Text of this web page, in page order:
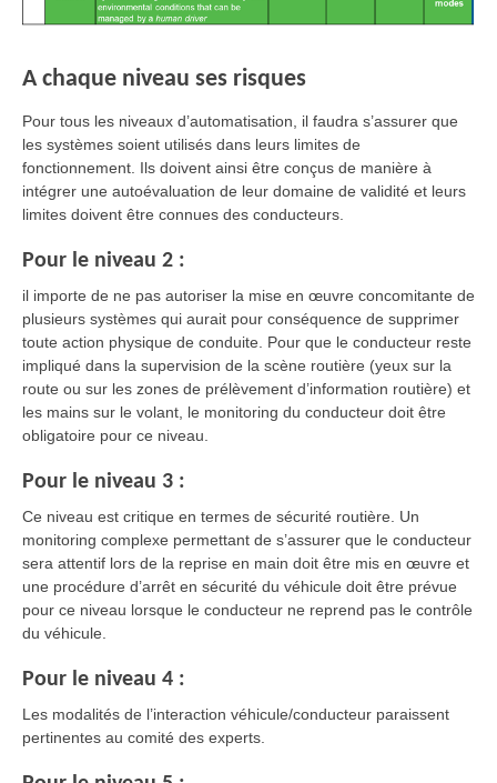
A chaque niveau ses risques
Pour tous les niveaux d’automatisation, il faudra s’assurer que
les systèmes soient utilisés dans leurs limites de
fonctionnement. Ils doivent ainsi être conçus de manière à
intégrer une autoévaluation de leur domaine de validité et leurs
limites doivent être connues des conducteurs.
Pour le niveau 2 :
il importe de ne pas autoriser la mise en œuvre concomitante de
plusieurs systèmes qui aurait pour conséquence de supprimer
toute action physique de conduite. Pour que le conducteur reste
impliqué dans la supervision de la scène routière (yeux sur la
route ou sur les zones de prélèvement d’information routière) et
les mains sur le volant, le monitoring du conducteur doit être
obligatoire pour ce niveau.
Pour le niveau 3 :
Ce niveau est critique en termes de sécurité routière. Un
monitoring complexe permettant de s’assurer que le conducteur
sera attentif lors de la reprise en main doit être mis en œuvre et
une procédure d’arrêt en sécurité du véhicule doit être prévue
pour ce niveau lorsque le conducteur ne reprend pas le contrôle
du véhicule.
Pour le niveau 4 :
Les modalités de l’interaction véhicule/conducteur paraissent
pertinentes au comité des experts.